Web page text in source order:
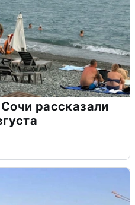
рассказали